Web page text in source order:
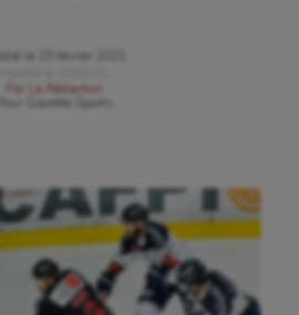
le
20 février 2021
Par
La Rédaction
Gazette Sports